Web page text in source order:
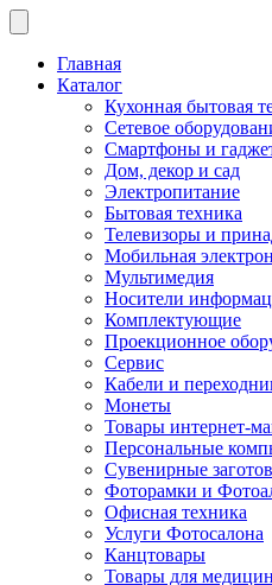
Главная
Каталог
Кухонная бытовая
Сетевое
Смартфоны и
Дом, декор и сад
Электропитание
Бытовая техника
Телевизоры и
Мобильная
Мультимедия
Носители
Комплектующие
Проекционное
Сервис
Кабели и
Монеты
Товары интернет-
Персональные
Сувенирные
Фоторамки и
Офисная техника
Услуги Фотосалона
Канцтовары
Товары для